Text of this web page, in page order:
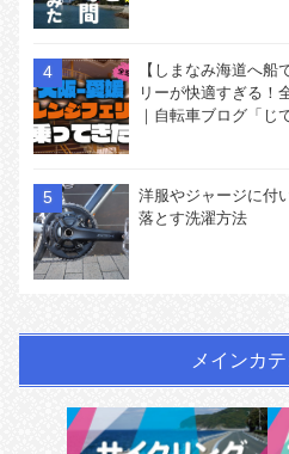
【しまなみ海道へ船
リーが快適すぎる！
｜自転車ブログ「じ
洋服やジャージに付
落とす洗濯方法
メインカ